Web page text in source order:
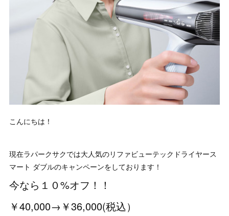
こんにちは！
現在ラパークサクでは大人気のリファビューテックドライヤース
マート ダブルのキャンペーンをしております！
今なら１０%オフ！！
￥40,000→￥36,000(税込）